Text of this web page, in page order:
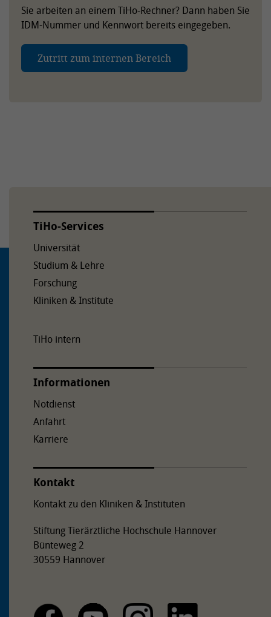
Sie arbeiten an einem TiHo-Rechner? Dann haben Sie
IDM-Nummer und Kennwort bereits eingegeben.
Zutritt zum internen Bereich
TiHo-Services
Universität
Studium & Lehre
Forschung
Kliniken & Institute
TiHo intern
Informationen
Notdienst
Anfahrt
Karriere
Kontakt
Kontakt zu den Kliniken & Instituten
Stiftung Tierärztliche Hochschule Hannover
Bünteweg 2
30559 Hannover